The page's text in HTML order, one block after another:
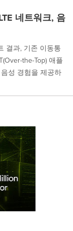
네트워크, 음
결과, 기존 이동통
the-Top) 애플
성 경험을 제공하